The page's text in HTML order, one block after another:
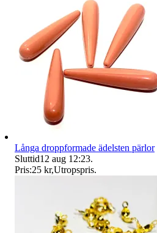
Långa droppformade ädelsten pärlor
Sluttid12 aug 12:23.
Pris:25 kr,Utropspris.